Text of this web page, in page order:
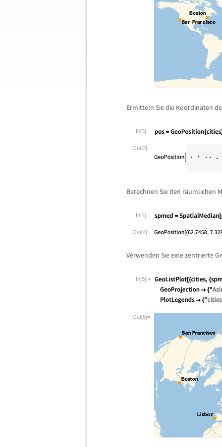
Ermitteln Sie die Koordinaten
In[3]:=
Out[3]=
Berechnen Sie den räumlichen
In[4]:=
Out[4]=
Verwenden Sie eine zentrierte
In[5]:=
Out[5]=